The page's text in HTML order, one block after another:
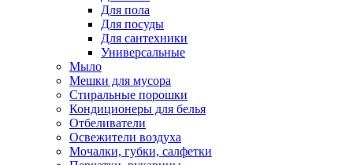
Для пола
Для посуды
Для сантехники
Универсальные
Мыло
Мешки для мусора
Стиральные порошки
Кондиционеры для белья
Отбеливатели
Освежители воздуха
Мочалки, губки, салфетки